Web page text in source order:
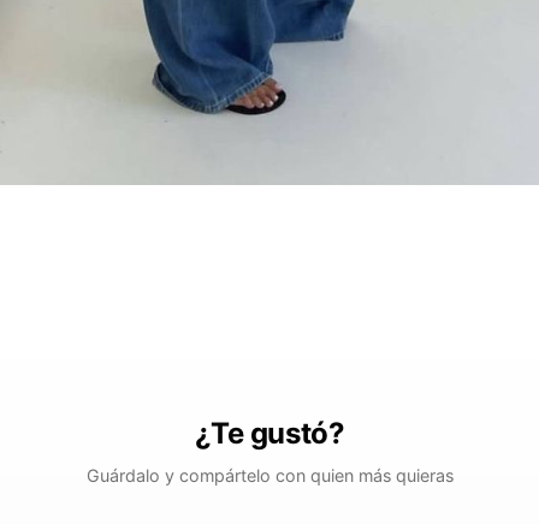
¿Te gustó?
Guárdalo y compártelo con quien más quieras